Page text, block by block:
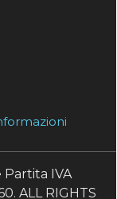
Partita IVA
ALL RIGHTS